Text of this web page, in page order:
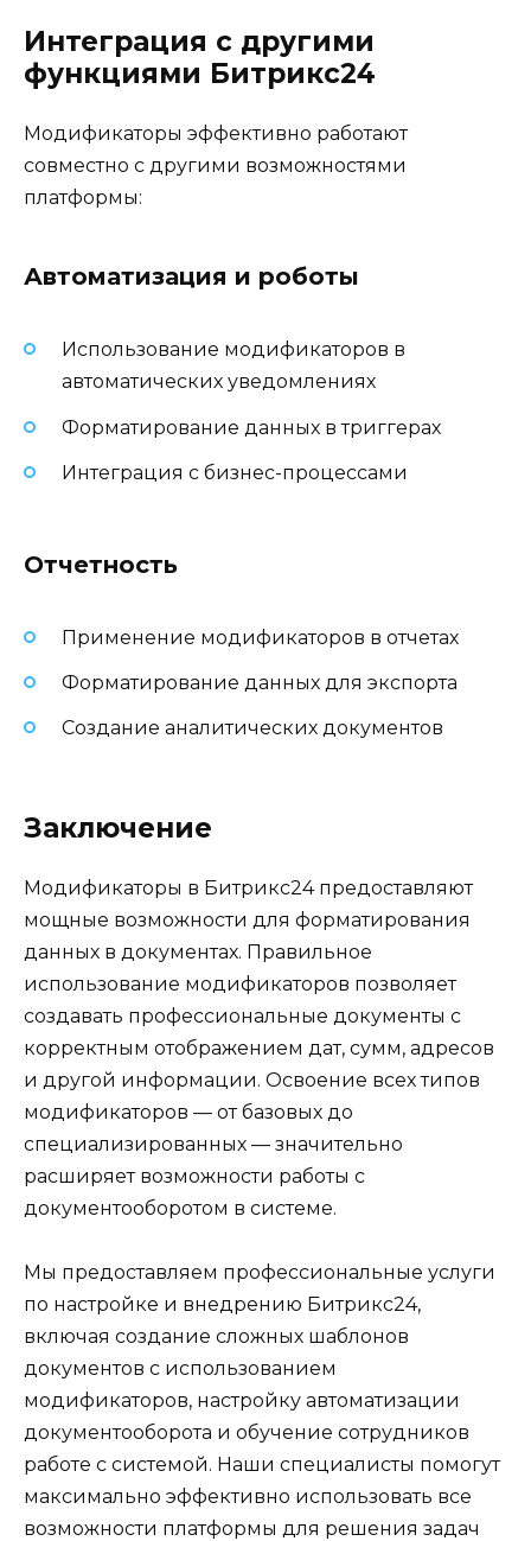
Интеграция с другими
функциями Битрикс24
Модификаторы эффективно работают
совместно с другими возможностями
платформы:
Автоматизация и роботы
Использование модификаторов в
автоматических уведомлениях
Форматирование данных в триггерах
Интеграция с бизнес-процессами
Отчетность
Применение модификаторов в отчетах
Форматирование данных для экспорта
Создание аналитических документов
Заключение
Модификаторы в Битрикс24 предоставляют
мощные возможности для форматирования
данных в документах. Правильное
использование модификаторов позволяет
создавать профессиональные документы с
корректным отображением дат, сумм, адресов
и другой информации. Освоение всех типов
модификаторов — от базовых до
специализированных — значительно
расширяет возможности работы с
документооборотом в системе.
Мы предоставляем профессиональные услуги
по настройке и внедрению Битрикс24,
включая создание сложных шаблонов
документов с использованием
модификаторов, настройку автоматизации
документооборота и обучение сотрудников
работе с системой. Наши специалисты помогут
максимально эффективно использовать все
возможности платформы для решения задач